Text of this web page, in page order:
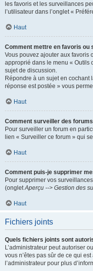
les favoris et les surveillances
l’utilisateur dans l’onglet «
Haut
Comment mettre en favoris ou
Vous pouvez ajouter aux favoris
approprié dans le menu « Outils
sujet de discussion.
Répondre à un sujet en cochant
réponse est postée » vous
Haut
Comment surveiller des
Pour surveiller un forum en
lien « Surveiller ce forum » qui
Haut
Comment puis-je supprimer
Pour supprimer vos
(ongletAperçu --> Gestion des
Haut
Fichiers joints
Quels fichiers joints sont
L’administrateur peut autoriser
vous n’êtes pas sûr de ce qui
l’administrateur pour plus